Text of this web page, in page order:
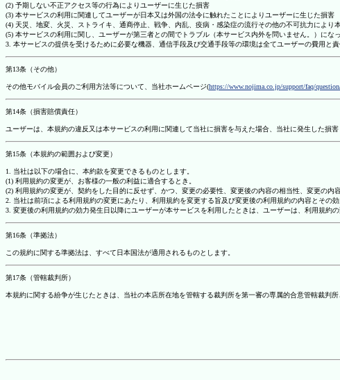
(2) 予期しない不正アクセス等の行為によりユーザーに生じた損害
(3) 本サービスの利用に関連してユーザーが日本又は外国の法令に触れたことによりユーザーに生じた損害
(4) 天災、地変、火災、ストライキ、通商停止、戦争、内乱、疫病・感染症の流行その他の不可抗力によ
(5) 本サービスの利用に関し、ユーザーが第三者との間でトラブル（本サービス内外を問いません。）にな
3. 本サービスの提供を受けるために必要な機器、通信手段及び交通手段等の環境は全てユーザーの費用と
第13条（その他）
その他モバイル会員のご利用方法等について、当社ホームページ(https://www.nojima.co.jp/support/faq/
第14条（損害賠償責任）
ユーザーは、本規約の違反又は本サービスの利用に関連して当社に損害を与えた場合、当社に発生した損
第15条（本規約の範囲および変更）
1. 当社は以下の場合に、本約款を変更できるものとします。
(1) 利用規約の変更が、お客様の一般の利益に適合するとき。
(2) 利用規約の変更が、契約をした目的に反せず、かつ、変更の必要性、変更後の内容の相当性、変更の内
2. 当社は前項による利用規約の変更にあたり、利用規約を変更する旨及び変更後の利用規約の内容とその
3. 変更後の利用規約の効力発生日以降にユーザーが本サービスを利用したときは、ユーザーは、利用規約
第16条（準拠法）
この規約に関する準拠法は、すべて日本国法が適用されるものとします。
第17条（管轄裁判所）
本規約に関する紛争が生じたときは、当社の本店所在地を管轄する裁判所を第一審の専属的合意管轄裁判所